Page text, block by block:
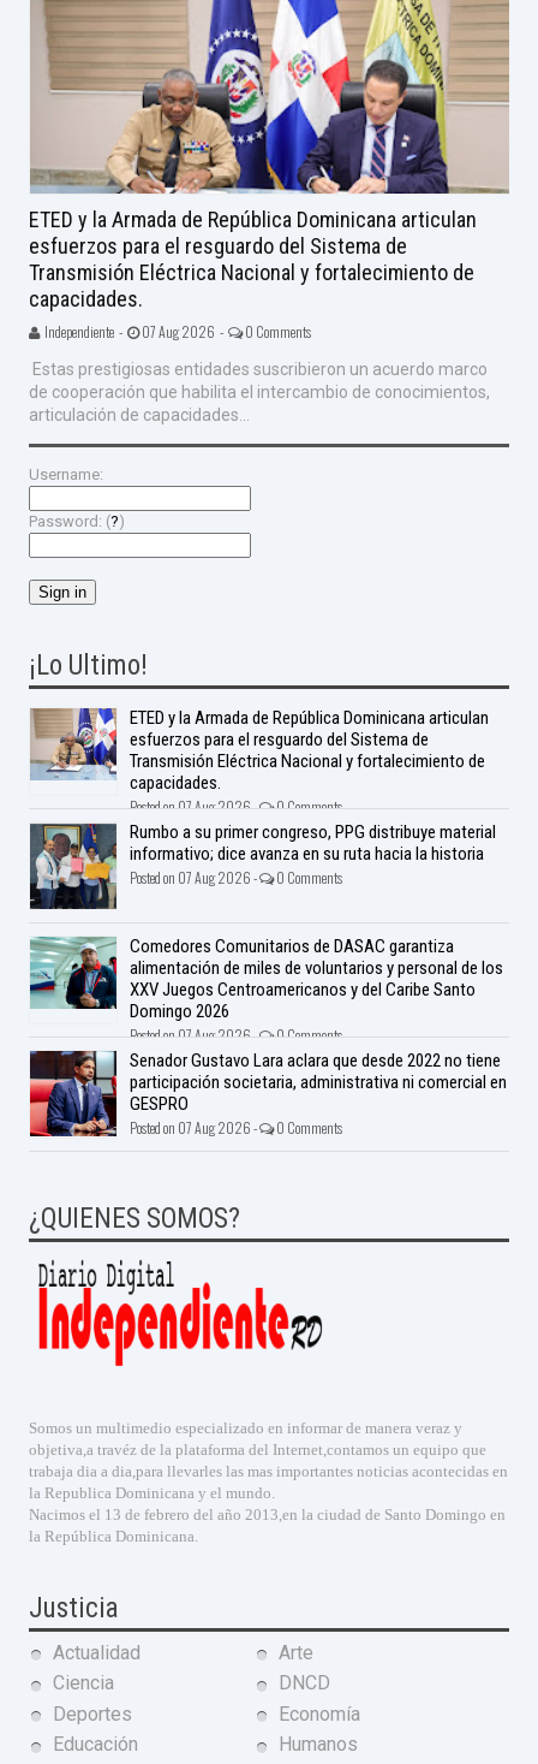
ETED y la Armada de República Dominicana articulan
esfuerzos para el resguardo del Sistema de
Transmisión Eléctrica Nacional y fortalecimiento de
capacidades.
Independiente - 07 Aug 2026 - 0 Comments
Estas prestigiosas entidades suscribieron un acuerdo marco
de cooperación que habilita el intercambio de conocimientos,
articulación de capacidades...
Username:
Password: (?)
¡Lo Ultimo!
ETED y la Armada de República Dominicana articulan
esfuerzos para el resguardo del Sistema de
Transmisión Eléctrica Nacional y fortalecimiento de
capacidades.
Posted on 07 Aug 2026 - 0 Comments
Rumbo a su primer congreso, PPG distribuye material
informativo; dice avanza en su ruta hacia la historia
Posted on 07 Aug 2026 - 0 Comments
Comedores Comunitarios de DASAC garantiza
alimentación de miles de voluntarios y personal de los
XXV Juegos Centroamericanos y del Caribe Santo
Domingo 2026
Posted on 07 Aug 2026 - 0 Comments
Senador Gustavo Lara aclara que desde 2022 no tiene
participación societaria, administrativa ni comercial en
GESPRO
Posted on 07 Aug 2026 - 0 Comments
¿QUIENES SOMOS?
Somos un multimedio especializado en informar de manera veraz y
objetiva,a travéz de la plataforma del Internet,contamos un equipo que
trabaja dia a dia,para llevarles las mas importantes noticias acontecidas en
la Republica Dominicana y el mundo.
Nacimos el 13 de febrero del año 2013,en la ciudad de Santo Domingo en
la República Dominicana.
Justicia
Actualidad
Arte
Ciencia
DNCD
Deportes
Economía
Educación
Humanos